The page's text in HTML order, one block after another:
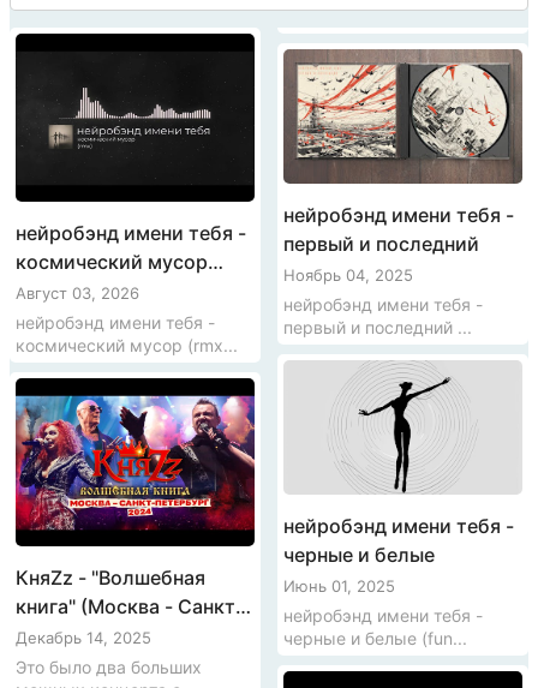
нейробэнд имени тебя -
космический мусор
(rmx)
Август 03, 2026
нейробэнд имени тебя -
космический мусор (rmx...
КняZz - "Волшебная
книга" (Москва - Санкт-
Петербург, 2024)
Декабрь 14, 2025
Это было два больших
нейробэнд имени тебя -
первый и последний
Ноябрь 04, 2025
нейробэнд имени тебя -
первый и последний ...
нейробэнд имени тебя -
черные и белые
Июнь 01, 2025
нейробэнд имени тебя -
черные и белые (fun...